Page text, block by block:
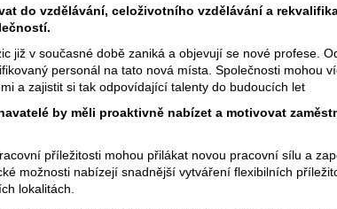
do vzdělávání, celoživotního vzdělávání a
již v současné době zaniká a objevují se nové profese.
personál na tato nová místa. Společnosti mohou
a zajistit si tak odpovídající talenty do budoucích let
by měli proaktivně nabízet a motivovat
příležitosti mohou přilákat novou pracovní sílu a
možnosti nabízejí snadnější vytváření flexibilních
lokalitách.